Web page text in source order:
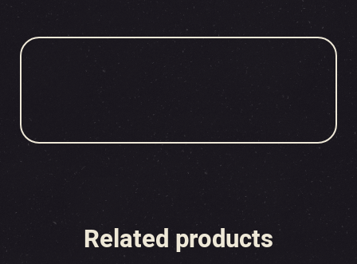
Related products